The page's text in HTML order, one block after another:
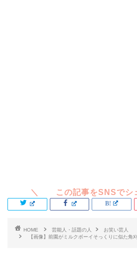
HOME 芸能人・話題の人
お笑い芸人
【画像】前園がミルクボーイそっくりに似た角